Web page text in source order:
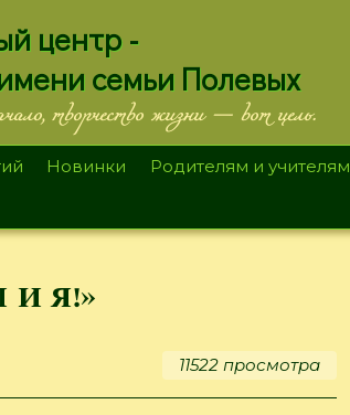
центр -
семьи Полевых
творчество жизни — вот цель.
Новинки Родителям и учителям
и я!»
11522 просмотра